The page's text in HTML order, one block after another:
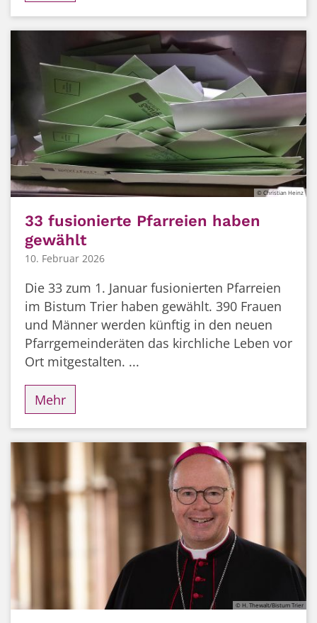
© Christian Heinz
33 fusionierte Pfarreien haben
gewählt
10. Februar 2026
Die 33 zum 1. Januar fusionierten Pfarreien
im Bistum Trier haben gewählt. 390 Frauen
und Männer werden künftig in den neuen
Pfarrgemeinderäten das kirchliche Leben vor
Ort mitgestalten. ...
Mehr
© H. Thewalt/Bistum Trier